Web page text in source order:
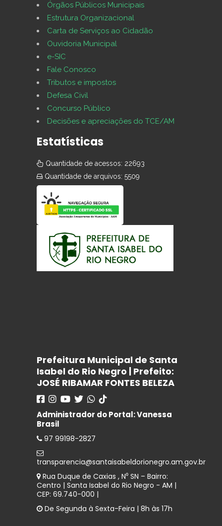
Órgãos Públicos Municipais
Estrutura Organizacional
Carta de Serviços ao Cidadão
Ouvidoria Municipal
e-SIC
Fale Conosco
Tributos e impostos
Defesa Civil
Concurso Público
Decisões e apreciações do TCE/AM
Estatísticas
Quantidade de acessos: 22693
Quantidade de arquivos: 5509
Prefeitura Municipal de Santa
Isabel do Rio Negro | Prefeito:
JOSÉ RIBAMAR FONTES BELEZA
Administrador do Portal: Vanessa
Brasil
97 99198-2827
transparencia@santaisabeldorionegro.am.gov.br
Rua Duque de Caxias , N⁰ SN – Bairro:
Centro | Santa Isabel do Rio Negro - AM |
CEP: 69.740-000 |
De Segunda à Sexta-Feira | 8h às 17h